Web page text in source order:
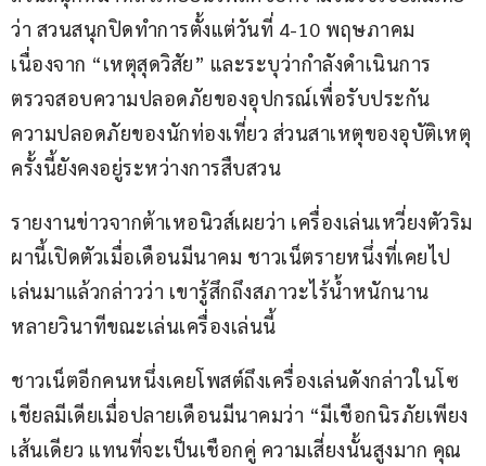
ว่า สวนสนุกปิดทำการตั้งแต่วันที่ 4-10 พฤษภาคม
เนื่องจาก “เหตุสุดวิสัย” และระบุว่ากำลังดำเนินการ
ตรวจสอบความปลอดภัยของอุปกรณ์เพื่อรับประกัน
ความปลอดภัยของนักท่องเที่ยว ส่วนสาเหตุของอุบัติเหตุ
ครั้งนี้ยังคงอยู่ระหว่างการสืบสวน
รายงานข่าวจากต้าเหอนิวส์เผยว่า เครื่องเล่นเหวี่ยงตัวริม
ผานี้เปิดตัวเมื่อเดือนมีนาคม ชาวเน็ตรายหนึ่งที่เคยไป
เล่นมาแล้วกล่าวว่า เขารู้สึกถึงสภาวะไร้น้ำหนักนาน
หลายวินาทีขณะเล่นเครื่องเล่นนี้
ชาวเน็ตอีกคนหนึ่งเคยโพสต์ถึงเครื่องเล่นดังกล่าวในโซ
เชียลมีเดียเมื่อปลายเดือนมีนาคมว่า “มีเชือกนิรภัยเพียง
เส้นเดียว แทนที่จะเป็นเชือกคู่ ความเสี่ยงนั้นสูงมาก คุณ